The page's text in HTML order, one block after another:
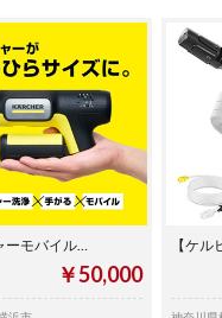
ーモバイル…
￥50,000
【ケ